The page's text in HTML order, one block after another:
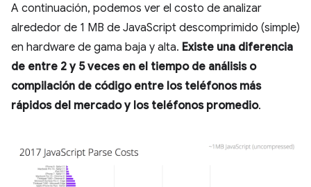
A continuación, podemos ver el costo de analizar
alrededor de 1 MB de JavaScript descomprimido (simple)
en hardware de gama baja y alta. Existe una diferencia
de entre 2 y 5 veces en el tiempo de análisis o
compilación de código entre los teléfonos más
rápidos del mercado y los teléfonos promedio.